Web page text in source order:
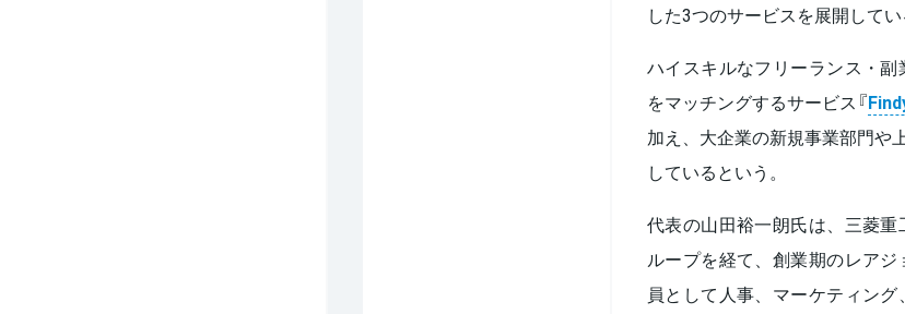
した3つのサービスを展開してい
ハイスキルなフリーランス・
をマッチングするサービス『
加え、大企業の新規事業部門や
しているという。
代表の山田裕一朗氏は、三菱
ループを経て、創業期のレア
員として人事、マーケティン